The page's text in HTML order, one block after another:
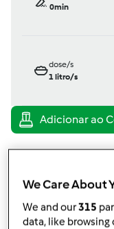
0min
dose/s
1litro/s
We Care About
We and our315
data, like